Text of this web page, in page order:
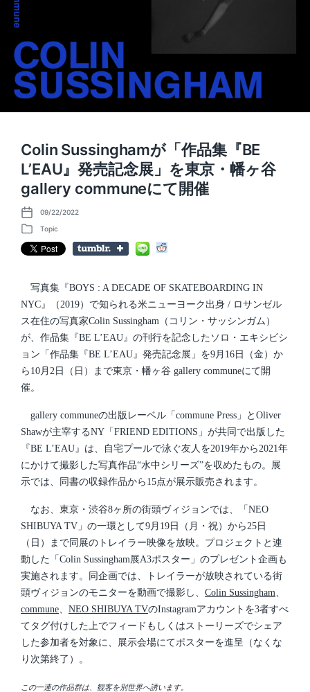
Colin Sussinghamが「作品集『BE
L’EAU』発売記念展」を東京・幡ヶ谷
gallery communeにて開催
P
o
t
d
09/22/2022
P
o
s
n
Topic
写真集『BOYS : A DECADE OF SKATEBOARDING IN
NYC』（2019）で知られる米ニューヨーク出身 / ロサンゼル
ス在住の写真家Colin Sussingham（コリン・サッシンガム）
が、作品集『BE L’EAU』の刊行を記念したソロ・エキシビシ
ョン「作品集『BE L’EAU』発売記念展」を9月16日（金）か
ら10月2日（日）まで東京・幡ヶ谷 gallery communeにて開
催。
gallery communeの出版レーベル「commune Press」とOliver
Shawが主宰するNY「FRIEND EDITIONS」が共同で出版した
『BE L’EAU』は、自宅プールで泳ぐ友人を2019年から2021年
にかけて撮影した写真作品“水中シリーズ”を収めたもの。展
示では、同書の収録作品から15点が展示販売されます。
なお、東京・渋谷8ヶ所の街頭ヴィジョンでは、「NEO
SHIBUYA TV」の一環として9月19日（月・祝）から25日
（日）まで同展のトレイラー映像を放映。プロジェクトと連
動した「Colin Sussingham展A3ポスター」のプレゼント企画も
実施されます。同企画では、トレイラーが放映されている街
頭ヴィジョンのモニターを動画で撮影し、 Colin Sussingham、
commune、 NEO SHIBUYA TVのInstagramアカウントを3者すべ
てタグ付けした上でフィードもしくはストーリーズでシェア
した参加者を対象に、展示会場にてポスターを進呈（なくな
り次第終了）。
この一連の作品群は、観客を別世界へ誘います。